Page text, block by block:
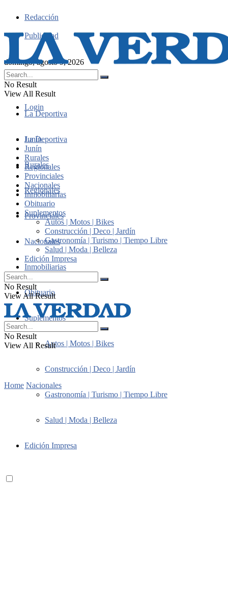
Redacción
Publicidad
domingo, agosto 9, 2026
Login
No Result
View All Result
La Deportiva
Junín
Rurales
Regionales
Provinciales
Nacionales
Inmobiliarias
Obituario
Suplementos
Autos | Motos | Bikes
Construcción | Deco | Jardín
Gastronomía | Turismo | Tiempo Libre
Salud | Moda | Belleza
Edición Impresa
La Deportiva
Junín
Rurales
Regionales
Provinciales
Nacionales
Inmobiliarias
Obituario
Suplementos
Autos | Motos | Bikes
Construcción | Deco | Jardín
Gastronomía | Turismo | Tiempo Libre
Salud | Moda | Belleza
Edición Impresa
No Result
View All Result
No Result
View All Result
Home Nacionales